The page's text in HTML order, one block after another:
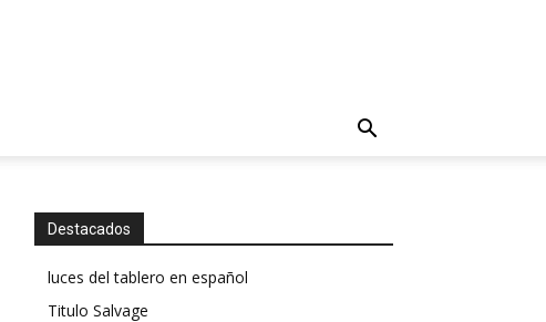
Destacados
luces del tablero en español
Titulo Salvage